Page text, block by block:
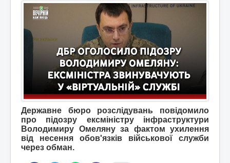
Державне бюро розслідувань повідомило
про підозру ексміністру інфраструктури
Володимиру Омеляну за фактом ухилення
від несення обов'язків військової служби
через обман.